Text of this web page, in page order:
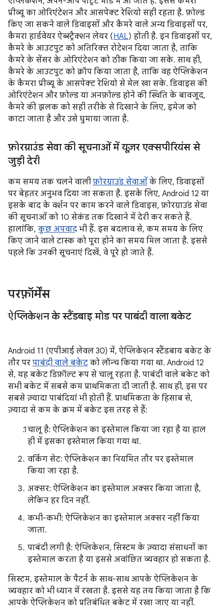
प्रीव्यू का ओरिएंटेशन और आसपेक्ट रेशियो सही रहता है. फ़ोल्ड
किए जा सकने वाले डिवाइसों और कैमरे वाले अन्य डिवाइसों पर,
कैमरा हार्डवेयर ऐब्स्ट्रैक्शन लेयर (HAL) होती है. इन डिवाइसों पर,
कैमरे के आउटपुट को अतिरिक्त रोटेशन दिया जाता है, ताकि
कैमरे के सेंसर के ओरिएंटेशन को ठीक किया जा सके. साथ ही,
कैमरे के आउटपुट को क्रॉप किया जाता है, ताकि वह ऐप्लिकेशन
के कैमरा प्रीव्यू के आसपेक्ट रेशियो से मेल खा सके. डिवाइस की
ओरिएंटेशन और फ़ोल्ड या अनफ़ोल्ड होने की स्थिति के बावजूद,
कैमरे की झलक को सही तरीके से दिखाने के लिए, इमेज को
काटा जाता है और उसे घुमाया जाता है.
फ़ोरग्राउंड सेवा की सूचनाओं में यूज़र एक्सपीरियंस से
जुड़ी देरी
कम समय तक चलने वाली फ़ोरग्राउंड सेवाओं के लिए, डिवाइसों
पर बेहतर अनुभव दिया जा सकता है. इसके लिए, Android 12 या
इसके बाद के वर्शन पर काम करने वाले डिवाइस, फ़ोरग्राउंड सेवा
की सूचनाओं को 10 सेकंड तक दिखाने में देरी कर सकते हैं.
हालांकि, कुछ अपवाद भी हैं. इस बदलाव से, कम समय के लिए
किए जाने वाले टास्क को पूरा होने का समय मिल जाता है. इससे
पहले कि उनकी सूचनाएं दिखें, वे पूरे हो जाते हैं.
परफ़ॉर्मेंस
ऐप्लिकेशन के स्टैंडबाइ मोड पर पाबंदी वाला बकेट
Android 11 (एपीआई लेवल 30) में, ऐप्लिकेशन स्टैंडबाय बकेट के
तौर पर पाबंदी वाले बकेट को लॉन्च किया गया था. Android 12
से, यह बकेट डिफ़ॉल्ट रूप से चालू रहता है. पाबंदी वाले बकेट को
सभी बकेट में सबसे कम प्राथमिकता दी जाती है. साथ ही, इस पर
सबसे ज़्यादा पाबंदियां भी होती हैं. प्राथमिकता के हिसाब से,
ज़्यादा से कम के क्रम में बकेट इस तरह से हैं:
चालू है: ऐप्लिकेशन का इस्तेमाल किया जा रहा है या हाल
ही में इसका इस्तेमाल किया गया था.
वर्किंग सेट: ऐप्लिकेशन का नियमित तौर पर इस्तेमाल
किया जा रहा है.
अक्सर: ऐप्लिकेशन का इस्तेमाल अक्सर किया जाता है,
लेकिन हर दिन नहीं.
कभी-कभी: ऐप्लिकेशन का इस्तेमाल अक्सर नहीं किया
जाता.
पाबंदी लगी है: ऐप्लिकेशन, सिस्टम के ज़्यादा संसाधनों का
इस्तेमाल करता है या इससे अवांछित व्यवहार हो सकता है.
सिस्टम, इस्तेमाल के पैटर्न के साथ-साथ आपके ऐप्लिकेशन के
व्यवहार को भी ध्यान में रखता है. इससे यह तय किया जाता है कि
आपके ऐप्लिकेशन को प्रतिबंधित बकेट में रखा जाए या नहीं.